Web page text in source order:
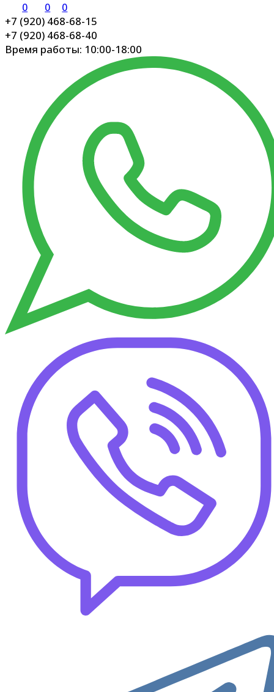
0 0 0
+7 (920) 468-68-15
+7 (920) 468-68-40
Время работы: 10:00-18:00